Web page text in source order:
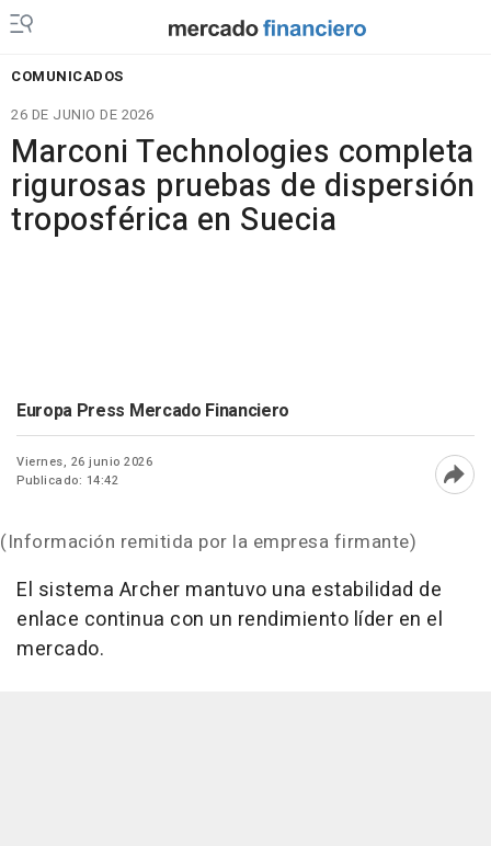
COMUNICADOS
26 DE JUNIO DE 2026
Marconi Technologies completa
rigurosas pruebas de dispersión
troposférica en Suecia
Europa Press Mercado Financiero
Viernes, 26 junio 2026
Publicado: 14:42
(Información remitida por la empresa firmante)
El sistema Archer mantuvo una estabilidad de
enlace continua con un rendimiento líder en el
mercado.